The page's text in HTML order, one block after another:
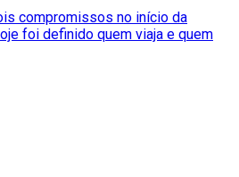
compromissos no início da
foi definido quem viaja e quem